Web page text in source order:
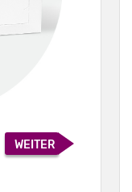
WEITER